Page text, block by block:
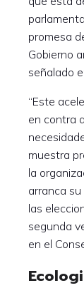
promesa
Gobierno
señalado
“Este
en contra
muestra
la
arranca
las
segunda
en el